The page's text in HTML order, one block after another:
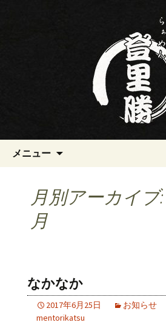
三重・桑名の寿司
らぁめん登里勝(
ん登里勝(とりかつ)の
メニュー
月別アーカイブ:
月
なかなか
2017年6月25日 お知らせ
mentorikatsu